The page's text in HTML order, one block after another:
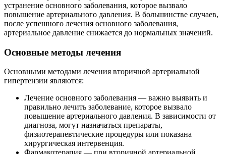
устранение основного заболевания, которое вызвало
повышение артериального давления. В большинстве случаев,
после успешного лечения основного заболевания,
артериальное давление снижается до нормальных значений.
Основные методы лечения
Основными методами лечения вторичной артериальной
гипертензии являются:
Лечение основного заболевания — важно выявить и
правильно лечить заболевание, которое вызвало
повышение артериального давления. В зависимости от
диагноза, могут назначаться препараты,
физиотерапевтические процедуры или показана
хирургическая интервенция.